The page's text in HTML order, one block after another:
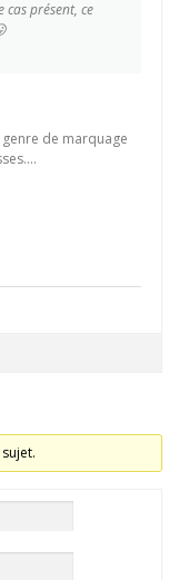
cas présent, ce
de marquage